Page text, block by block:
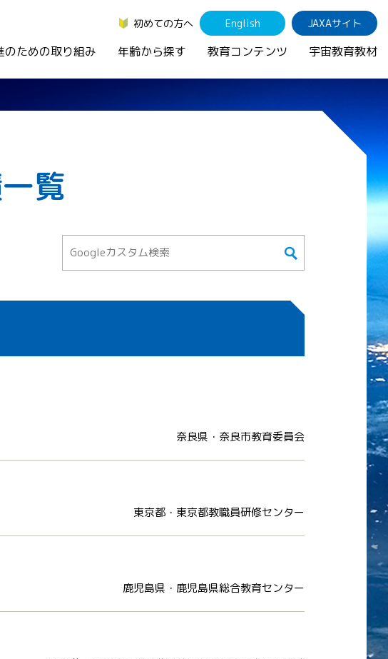
初めての方へ English JAXAサイト
のための取り組み 年齢から探す 教育コンテンツ 宇宙教育教材
覧
奈良県・奈良市教育委員会
東京都・東京都教職員研修センター
鹿児島県・鹿児島県総合教育センター